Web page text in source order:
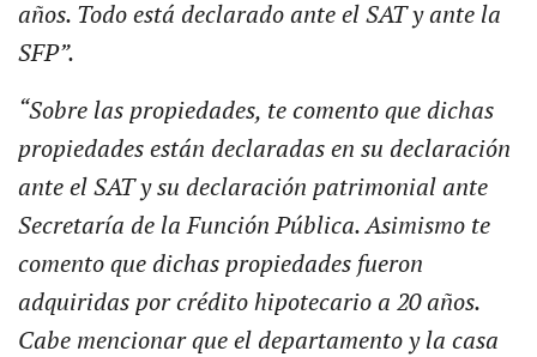
años. Todo está declarado ante el SAT y ante la
SFP”.
“Sobre las propiedades, te comento que dichas
propiedades están declaradas en su declaración
ante el SAT y su declaración patrimonial ante
Secretaría de la Función Pública. Asimismo te
comento que dichas propiedades fueron
adquiridas por crédito hipotecario a 20 años.
Cabe mencionar que el departamento y la casa